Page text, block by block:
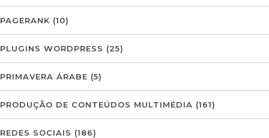
PAGERANK (10)
PLUGINS WORDPRESS (25)
PRIMAVERA ÁRABE (5)
PRODUÇÃO DE CONTEÚDOS MULTIMÉDIA (161)
REDES SOCIAIS (186)